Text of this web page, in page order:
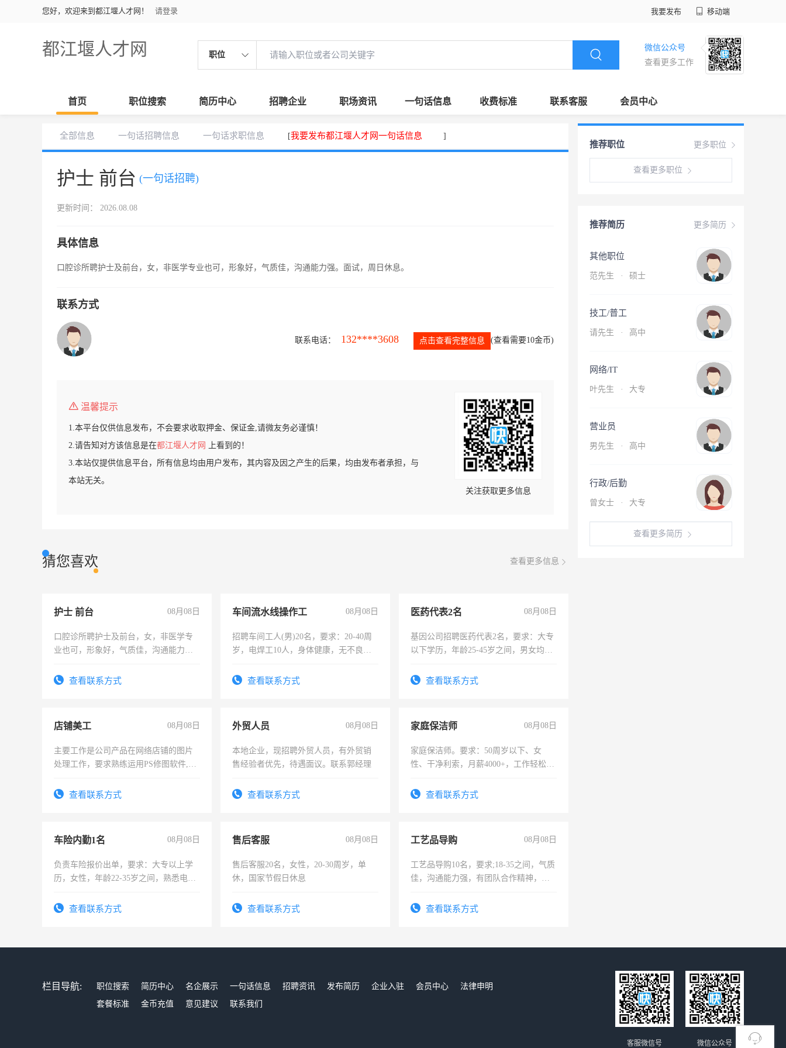
您好，欢迎来到都江堰人才网！ 请登录 我要发布 移动端
都江堰人才网 职位
微信公众号
查看更多工作
首页 职位搜索 简历中心 招聘企业 职场资讯 一句话信息 收费标准 联系客服 会员中心
全部信息 一句话招聘信息 一句话求职信息 [我要发布都江堰人才网一句话信息 ]
护士 前台 (一句话招聘)
更新时间： 2026.08.08
具体信息
口腔诊所聘护士及前台，女，非医学专业也可，形象好，气质佳，沟通能力强。面试，周日休息。
联系方式
联系电话： 132****3608 点击查看完整信息 (查看需要10金币)
温馨提示
1.本平台仅供信息发布，不会要求收取押金、保证金,请微友务必谨慎！
2.请告知对方该信息是在都江堰人才网
上看到的！
3.本站仅提供信息平台，所有信息均由用户发布，其内容及因之产生的后果，均由发布者承担，与
本站无关。
关注获取更多信息
猜您喜欢 查看更多信息
护士 前台 08月08日
口腔诊所聘护士及前台，女，非医学专
业也可，形象好，气质佳，沟通能力
查看联系方式
车间流水线操作工 08月08日
招聘车间工人(男)20名，要求：20-40周
岁，电焊工10人，身体健康，无不良嗜
宿，免费发放劳保用品，两班倒，每月
查看联系方式
医药代表2名 08月08日
基因公司招聘医药代表2名，要求：大专
以下学历，年龄25-45岁之间，男女均
表或者有医学资质的优先，底薪+绩效，
查看联系方式
店铺美工 08月08日
主要工作是公司产品在网络店铺的图片
处理工作，要求熟练运用PS修图软件,工
查看联系方式
外贸人员 08月08日
本地企业，现招聘外贸人员，有外贸销
售经验者优先，待遇面议。联系郭经理
查看联系方式
家庭保洁师 08月08日
家庭保洁师。要求：50周岁以下、女
性、干净利索，月薪4000+，工作轻松，
太太等。查看联系方式
车险内勤1名 08月08日
负责车险报价出单，要求：大专以上学
历，女性，年龄22-35岁之间，熟悉电脑
试用期1-3个月，转正后交纳五险，
查看联系方式
售后客服 08月08日
售后客服20名，女性，20-30周岁，单
休，国家节假日休息
查看联系方式
工艺品导购 08月08日
工艺品导购10名，要求;18-35之间，气质
佳，沟通能力强，有团队合作精神，有
查看联系方式
更多职位
推荐职位
查看更多职位
更多简历
推荐简历
其他职位
范先生 · 硕士
技工/普工
请先生 · 高中
网络/IT
叶先生 · 大专
营业员
男先生 · 高中
行政/后勤
曾女士 · 大专
查看更多简历
栏目导航: 职位搜索 简历中心 名企展示 一句话信息 招聘资讯 发布简历 企业入驻 会员中心
法律申明
套餐标准
金币充值 意见建议 联系我们
微信公众号
客服微信号